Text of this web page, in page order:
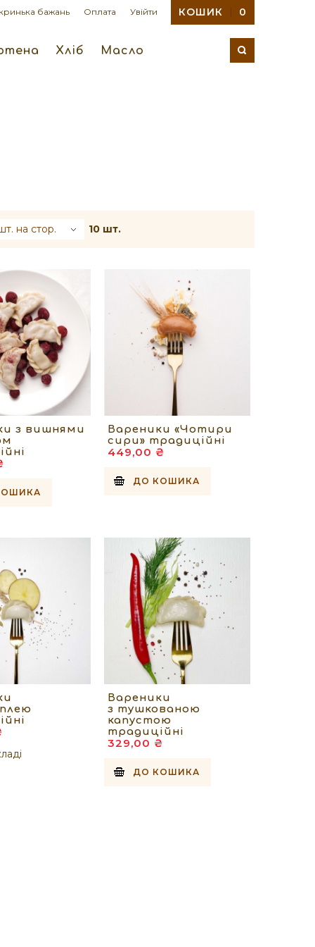
КОШИК 0
бажань Оплата Увійти
Хліб
Масло
на стор. 10 шт.
з вишнями
Вареники «Чотири
сири» традиційні
449,00 ₴
ДО КОШИКА
Вареники
з тушкованою
капустою
традиційні
329,00 ₴
ДО КОШИКА